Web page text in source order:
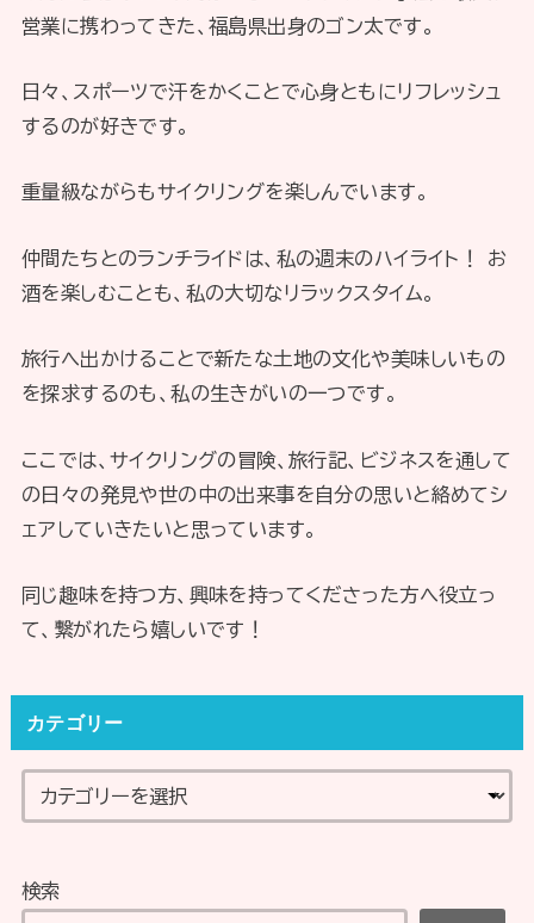
営業に携わってきた、福島県出身のゴン太です。
日々、スポーツで汗をかくことで心身ともにリフレッシュ
するのが好きです。
重量級ながらもサイクリングを楽しんでいます。
仲間たちとのランチライドは、私の週末のハイライト！ お
酒を楽しむことも、私の大切なリラックスタイム。
旅行へ出かけることで新たな土地の文化や美味しいもの
を探求するのも、私の生きがいの一つです。
ここでは、サイクリングの冒険、旅行記、ビジネスを通して
の日々の発見や世の中の出来事を自分の思いと絡めてシ
ェアしていきたいと思っています。
同じ趣味を持つ方、興味を持ってくださった方へ役立っ
て、繋がれたら嬉しいです！
カテゴリー
検索